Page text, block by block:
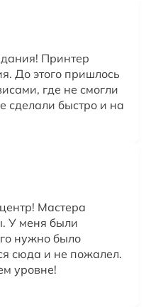
Принтер
До этого пришлось
где не смогли
сделали быстро и на
Мастера
У меня были
нужно было
сюда и не пожалел.
уровне!